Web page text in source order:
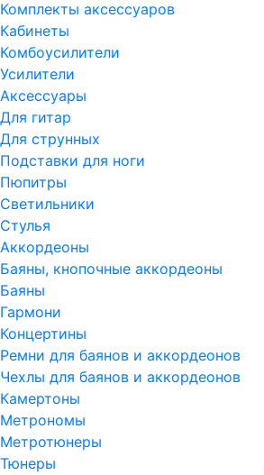
Комплекты аксессуаров
Кабинеты
Комбоусилители
Усилители
Аксессуары
Для гитар
Для струнных
Подставки для ноги
Пюпитры
Светильники
Стулья
Аккордеоны
Баяны, кнопочные аккордеоны
Баяны
Гармони
Концертины
Ремни для баянов и аккордеонов
Чехлы для баянов и аккордеонов
Камертоны
Метрономы
Метротюнеры
Тюнеры